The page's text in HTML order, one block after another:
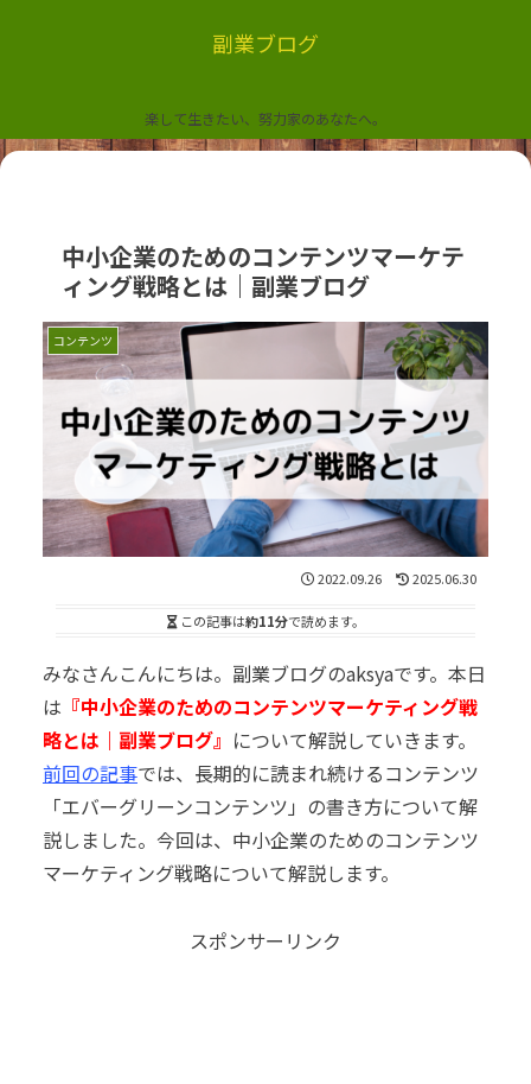
副業ブログ
楽して生きたい、努力家のあなたへ。
中小企業のためのコンテンツマーケテ
ィング戦略とは｜副業ブログ
コンテンツ
2022.09.26 2025.06.30
この記事は約11分で読めます。
みなさんこんにちは。副業ブログのaksyaです。本日
は 『中小企業のためのコンテンツマーケティング戦
略とは｜副業ブログ』 について解説していきます。
前回の記事では、長期的に読まれ続けるコンテンツ
「エバーグリーンコンテンツ」の書き方について解
説しました。今回は、中小企業のためのコンテンツ
マーケティング戦略について解説します。
スポンサーリンク